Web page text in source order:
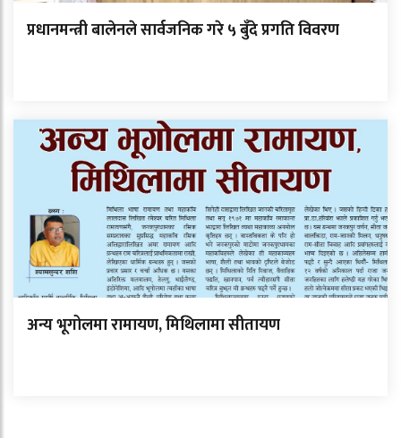
प्रधानमन्त्री बालेनले सार्वजनिक गरे ५ बुँदे प्रगति विवरण
अन्य भूगोलमा रामायण, मिथिलामा सीतायण